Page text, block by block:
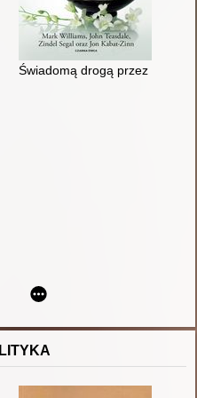
: wolność od chronicznego
Świadomą drogą przez
rozpoznać, zrozumieć i pokonać